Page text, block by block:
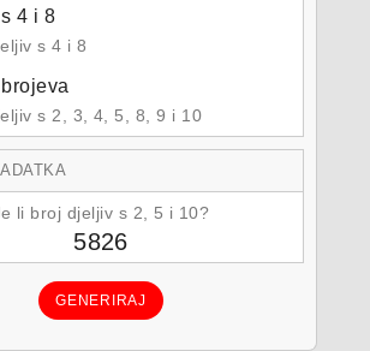
4 i 8
s 4 i 8
s 2, 3, 4, 5, 8, 9 i 10
li broj djeljiv s 2, 5 i 10?
5826
GENERIRAJ